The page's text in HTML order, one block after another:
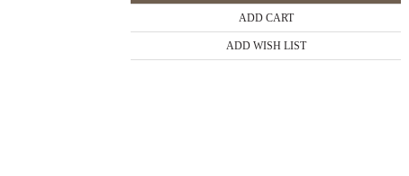
ADD CART
ADD WISH LIST